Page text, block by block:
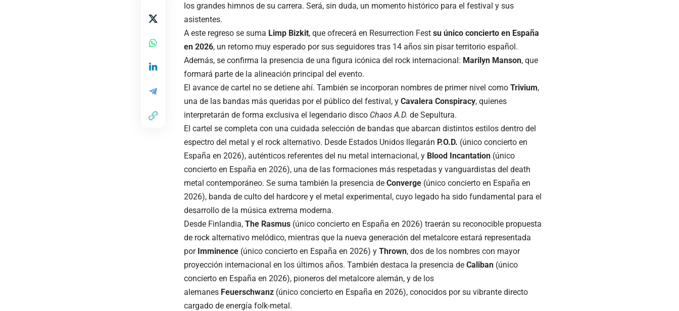
los grandes himnos de su carrera. Será, sin duda, un momento histórico para el festival y sus
asistentes.
A este regreso se suma Limp Bizkit, que ofrecerá en Resurrection Fest su único concierto en España
en 2026, un retorno muy esperado por sus seguidores tras 14 años sin pisar territorio español.
Además, se confirma la presencia de una figura icónica del rock internacional: Marilyn Manson, que
formará parte de la alineación principal del evento.
El avance de cartel no se detiene ahí. También se incorporan nombres de primer nivel como Trivium,
una de las bandas más queridas por el público del festival, y Cavalera Conspiracy, quienes
interpretarán de forma exclusiva el legendario disco Chaos A.D. de Sepultura.
El cartel se completa con una cuidada selección de bandas que abarcan distintos estilos dentro del
espectro del metal y el rock alternativo. Desde Estados Unidos llegarán P.O.D. (único concierto en
España en 2026), auténticos referentes del nu metal internacional, y Blood Incantation (único
concierto en España en 2026), una de las formaciones más respetadas y vanguardistas del death
metal contemporáneo. Se suma también la presencia de Converge (único concierto en España en
2026), banda de culto del hardcore y el metal experimental, cuyo legado ha sido fundamental para el
desarrollo de la música extrema moderna.
Desde Finlandia, The Rasmus (único concierto en España en 2026) traerán su reconocible propuesta
de rock alternativo melódico, mientras que la nueva generación del metalcore estará representada
por Imminence (único concierto en España en 2026) y Thrown, dos de los nombres con mayor
proyección internacional en los últimos años. También destaca la presencia de Caliban (único
concierto en España en 2026), pioneros del metalcore alemán, y de los
alemanes Feuerschwanz (único concierto en España en 2026), conocidos por su vibrante directo
cargado de energía folk-metal.